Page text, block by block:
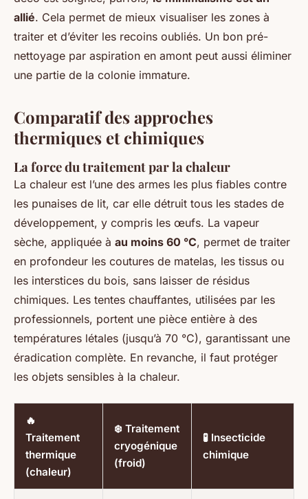
allié. Cela permet de mieux visualiser les zones à
traiter et d’éviter les recoins oubliés. Un bon pré-
nettoyage par aspiration en amont peut aussi éliminer
une partie de la colonie immature.
Comparatif des approches
thermiques et chimiques
La force du traitement par la chaleur
La chaleur est l’une des armes les plus fiables contre
les punaises de lit, car elle détruit tous les stades de
développement, y compris les œufs. La vapeur
sèche, appliquée à au moins 60 °C, permet de traiter
en profondeur les coutures de matelas, les tissus ou
les interstices du bois, sans laisser de résidus
chimiques. Les tentes chauffantes, utilisées par les
professionnels, portent une pièce entière à des
températures létales (jusqu’à 70 °C), garantissant une
éradication complète. En revanche, il faut protéger
les objets sensibles à la chaleur.
🔥
Traitement
thermique
(chaleur)
❄️ Traitement
cryogénique
(froid)
🧪 Insecticide
chimique